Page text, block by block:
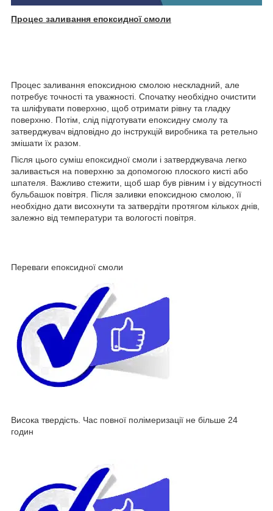
Процес заливання епоксидної смоли
Процес заливання епоксидною смолою нескладний, але
потребує точності та уважності. Спочатку необхідно очистити
та шліфувати поверхню, щоб отримати рівну та гладку
поверхню. Потім, слід підготувати епоксидну смолу та
затверджувач відповідно до інструкцій виробника та ретельно
змішати їх разом.
Після цього суміш епоксидної смоли і затверджувача легко
заливається на поверхню за допомогою плоского кисті або
шпателя. Важливо стежити, щоб шар був рівним і у відсутності
бульбашок повітря. Після заливки епоксидною смолою, її
необхідно дати висохнути та затвердіти протягом кількох днів,
залежно від температури та вологості повітря.
Переваги епоксидної смоли
Висока твердість. Час повної полімеризації не більше 24
годин